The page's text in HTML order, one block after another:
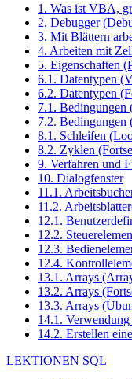
1. Was ist VBA,
2. Debugger
3. Mit Blättern
4. Arbeiten mit
5. Eigenschaften
6.1. Datentypen
6.2. Datentypen
7.1. Bedingungen
7.2. Bedingungen
8.1. Schleifen
8.2. Zyklen
9. Verfahren und
10. Dialogfenster
11.1.
11.2.
12.1.
12.2.
12.3.
12.4.
13.1. Arrays
13.2. Arrays
13.3. Arrays
14.1.
14.2. Erstellen
LEKTIONEN SQL